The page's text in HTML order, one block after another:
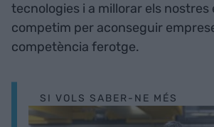
tecnologies i a millorar els nostres
competim per aconseguir
competència ferotge.
SI VOLS SABER-NE MÉS